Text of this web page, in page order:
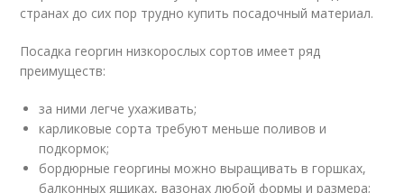
странах до сих пор трудно купить посадочный материал.
Посадка георгин низкорослых сортов имеет ряд
преимуществ:
за ними легче ухаживать;
карликовые сорта требуют меньше поливов и
подкормок;
бордюрные георгины можно выращивать в горшках,
балконных ящиках, вазонах любой формы и размера;